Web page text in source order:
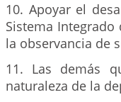
10. Apoyar el
Sistema
la observancia de
11. Las demás
naturaleza de la